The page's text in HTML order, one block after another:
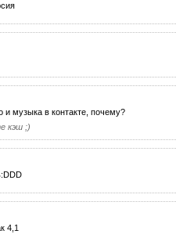
и музыка в контакте, почему?
кэш ;)
4,1